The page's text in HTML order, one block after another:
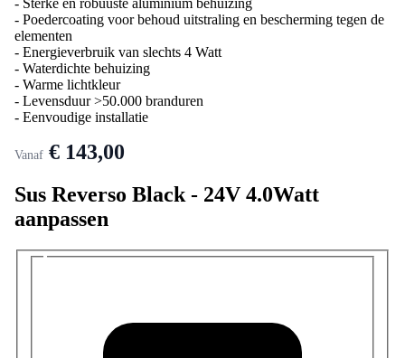
- Poedercoating voor behoud uitstraling en bescherming tegen de
elementen
- Energieverbruik van slechts 4 Watt
- Waterdichte behuizing
- Warme lichtkleur
- Levensduur >50.000 branduren
- Eenvoudige installatie
Vanaf € 143,00
Sus Reverso Black - 24V 4.0Watt
aanpassen